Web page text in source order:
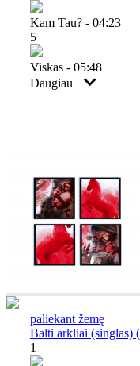
Kam Tau? - 04:23
5
Viskas - 05:48
Daugiau
paliekant žemę
Balti arkliai (singlas)
1